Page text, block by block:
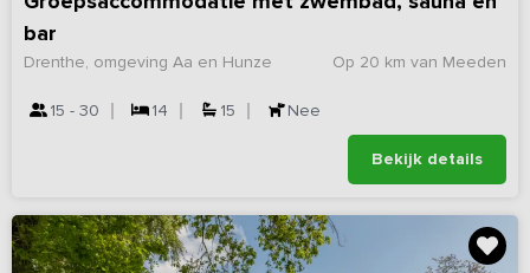
bar
Op 20 km van Meeden
Drenthe, omgeving Aa en Hunze
15 - 30 14 15 Nee
Bekijk details